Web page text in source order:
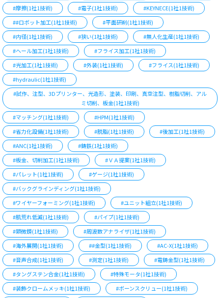
#摩擦(1社1技術)
#電子(1社1技術)
#KEYNECE(1社1技術)
##ロボット加工(1社1技術)
#平面研削(1社1技術)
#内径(1社1技術)
#狭い(1社1技術)
#無人化生産(1社1技術)
#ヘール加工(1社1技術)
#フライス加工(1社1技術)
#光加工(1社1技術)
#外装(1社1技術)
#フライス(1社1技術)
#hydraulic(1社1技術)
#試作、注型、3Dプリンター、光造形、塗装、印刷、真空注型、樹脂切削、アル
ミ切削、板金(1社1技術)
#マッチング(1社1技術)
#HPM(1社1技術)
#省力化設備(1社1技術)
#脱脂(1社1技術)
#後加工(1社1技術)
#ANC(1社1技術)
#鋳鉄(1社1技術)
#板金、切削加工(1社1技術)
#ＶＡ提案(1社1技術)
#パレット(1社1技術)
#ゲージ(1社1技術)
#バックグラインディング(1社1技術)
#ワイヤーフォーミング(1社1技術)
#ユニット組立(1社1技術)
#肌荒れ低減(1社1技術)
#パイプ(1社1技術)
#顕微鏡(1社1技術)
#周波数アナライザ(1社1技術)
#海外展開(1社1技術)
##金型(1社1技術)
#AC-X(1社1技術)
#音声合成(1社1技術)
#測定(1社1技術)
#電鋳金型(1社1技術)
#タングステン合金(1社1技術)
#特殊モータ(1社1技術)
#装飾クロームメッキ(1社1技術)
#ボーンスクリュー(1社1技術)